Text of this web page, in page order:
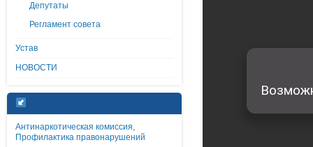
Депутаты
Регламент совета
Устав
НОВОСТИ
Антинаркотическая комиссия,
Профилактика правонарушений